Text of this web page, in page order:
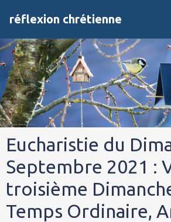
réflexion chrétienne
Eucharistie du
Septembre 2021 :
troisième
Temps Ordinaire,